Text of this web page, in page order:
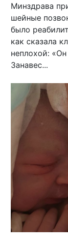
Минздрава
шейные
было
как сказала
неплохой:
Занавес...